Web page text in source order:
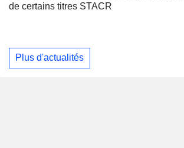
de certains titres STACR
Plus d'actualités